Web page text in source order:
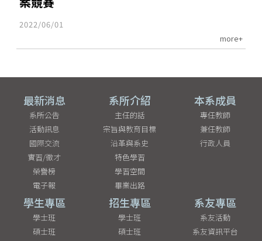
2022/06/01
more+
最新消息
系所公告
活動訊息
國際交流
實習/徵才
榮譽榜
電子報
系所介紹
主任的話
宗旨與教育目標
沿革與系史
特色學習
學習空間
畢業出路
本系成員
專任教師
兼任教師
行政人員
學生專區
學士班
碩士班
招生專區
學士班
碩士班
系友專區
系友活動
系友資訊平台